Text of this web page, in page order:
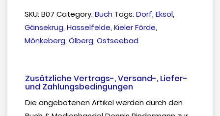
SKU: B07 Category: Buch Tags: Dorf, Eksol,
Gänsekrug, Hasselfelde, Kieler Förde,
Mönkeberg, Ölberg, Ostseebad
Zusätzliche Vertrags-, Versand-, Liefer-
und Zahlungsbedingungen
Die angebotenen Artikel werden durch den